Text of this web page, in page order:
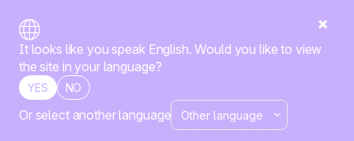
It looks like you speak English. Would you like to view
the site in your language?
YES NO
Or select another language
Homepage Tutte le funzionalità Website Experience